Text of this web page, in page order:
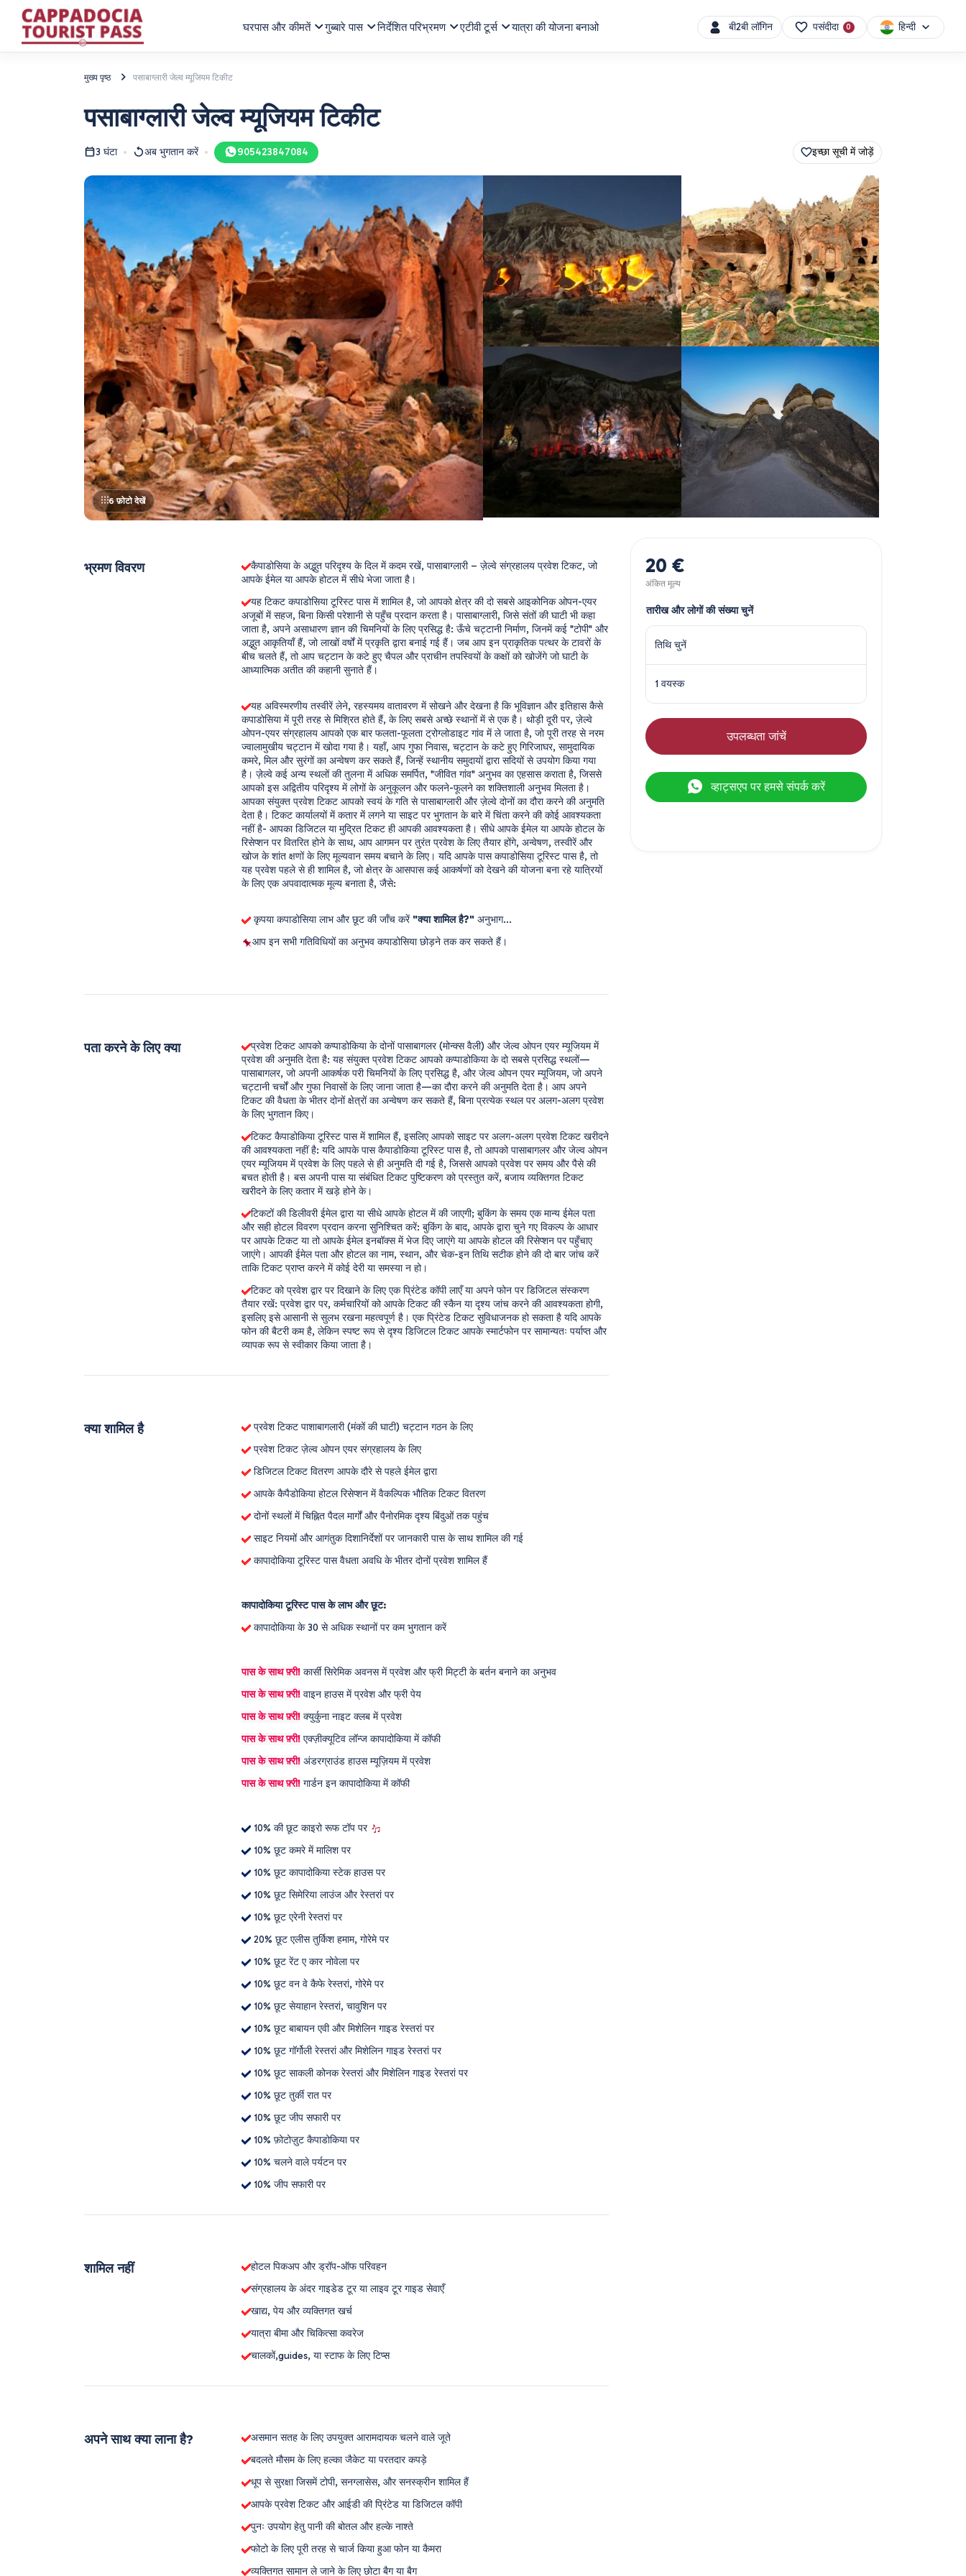
घरपास और कीमतें गुब्बारे पास निर्देशित परिभ्रमण एटीवी टूर्स यात्रा की योजना बनाओ बी2बी लॉगिन पसंदीदा 0 हिन्दी
मुख्य पृष्ठ पसाबाग्लारी जेल्व म्यूजियम टिकीट
पसाबाग्लारी जेल्व म्यूजियम टिकीट
3 घंटा अब भुगतान करें 905423847084 इच्छा सूची में जोड़ें
6 फ़ोटो देखें
भ्रमण विवरण
कैपाडोसिया के अद्भुत परिदृश्य के दिल में कदम रखें, पासाबाग्लारी – ज़ेल्वे संग्रहालय प्रवेश टिकट, जो
आपके ईमेल या आपके होटल में सीधे भेजा जाता है।
यह टिकट कपाडोसिया टूरिस्ट पास में शामिल है, जो आपको क्षेत्र की दो सबसे आइकोनिक ओपन-एयर
अजूबों में सहज, बिना किसी परेशानी से पहुँच प्रदान करता है। पासाबाग्लारी, जिसे संतों की घाटी भी कहा
जाता है, अपने असाधारण ज्ञान की चिमनियों के लिए प्रसिद्ध है: ऊँचे चट्टानी निर्माण, जिनमें कई "टोपी" और
अद्भुत आकृतियाँ हैं, जो लाखों वर्षों में प्रकृति द्वारा बनाई गई हैं। जब आप इन प्राकृतिक पत्थर के टावरों के
बीच चलते हैं, तो आप चट्टान के कटे हुए चैपल और प्राचीन तपस्वियों के कक्षों को खोजेंगे जो घाटी के
आध्यात्मिक अतीत की कहानी सुनाते हैं।
यह अविस्मरणीय तस्वीरें लेने, रहस्यमय वातावरण में सोखने और देखना है कि भूविज्ञान और इतिहास कैसे
कपाडोसिया में पूरी तरह से मिश्रित होते हैं, के लिए सबसे अच्छे स्थानों में से एक है। थोड़ी दूरी पर, ज़ेल्वे
ओपन-एयर संग्रहालय आपको एक बार फलता-फूलता ट्रोग्लोडाइट गांव में ले जाता है, जो पूरी तरह से नरम
ज्वालामुखीय चट्टान में खोदा गया है। यहाँ, आप गुफा निवास, चट्टान के कटे हुए गिरिजाघर, सामुदायिक
कमरे, मिल और सुरंगों का अन्वेषण कर सकते हैं, जिन्हें स्थानीय समुदायों द्वारा सदियों से उपयोग किया गया
है। ज़ेल्वे कई अन्य स्थलों की तुलना में अधिक समर्पित, "जीवित गांव" अनुभव का एहसास कराता है, जिससे
आपको इस अद्वितीय परिदृश्य में लोगों के अनुकूलन और फलने-फूलने का शक्तिशाली अनुभव मिलता है।
आपका संयुक्त प्रवेश टिकट आपको स्वयं के गति से पासाबाग्लारी और ज़ेल्वे दोनों का दौरा करने की अनुमति
देता है। टिकट कार्यालयों में कतार में लगने या साइट पर भुगतान के बारे में चिंता करने की कोई आवश्यकता
नहीं है- आपका डिजिटल या मुद्रित टिकट ही आपकी आवश्यकता है। सीधे आपके ईमेल या आपके होटल के
रिसेप्शन पर वितरित होने के साथ, आप आगमन पर तुरंत प्रवेश के लिए तैयार होंगे, अन्वेषण, तस्वीरें और
खोज के शांत क्षणों के लिए मूल्यवान समय बचाने के लिए। यदि आपके पास कपाडोसिया टूरिस्ट पास है, तो
यह प्रवेश पहले से ही शामिल है, जो क्षेत्र के आसपास कई आकर्षणों को देखने की योजना बना रहे यात्रियों
के लिए एक अपवादात्मक मूल्य बनाता है, जैसे:
कृपया कपाडोसिया लाभ और छूट की जाँच करें "क्या शामिल है?" अनुभाग...
आप इन सभी गतिविधियों का अनुभव कपाडोसिया छोड़ने तक कर सकते हैं।
पता करने के लिए क्या
प्रवेश टिकट आपको कप्पाडोकिया के दोनों पासाबागलर (मोन्क्स वैली) और जेल्व ओपन एयर म्यूजियम में
प्रवेश की अनुमति देता है: यह संयुक्त प्रवेश टिकट आपको कप्पाडोकिया के दो सबसे प्रसिद्ध स्थलों—
पासाबागलर, जो अपनी आकर्षक परी चिमनियों के लिए प्रसिद्ध है, और जेल्व ओपन एयर म्यूजियम, जो अपने
चट्टानी चर्चों और गुफा निवासों के लिए जाना जाता है—का दौरा करने की अनुमति देता है। आप अपने
टिकट की वैधता के भीतर दोनों क्षेत्रों का अन्वेषण कर सकते हैं, बिना प्रत्येक स्थल पर अलग-अलग प्रवेश
के लिए भुगतान किए।
टिकट कैपाडोकिया टूरिस्ट पास में शामिल हैं, इसलिए आपको साइट पर अलग-अलग प्रवेश टिकट खरीदने
की आवश्यकता नहीं है: यदि आपके पास कैपाडोकिया टूरिस्ट पास है, तो आपको पासाबागलर और जेल्व ओपन
एयर म्यूजियम में प्रवेश के लिए पहले से ही अनुमति दी गई है, जिससे आपको प्रवेश पर समय और पैसे की
बचत होती है। बस अपनी पास या संबंधित टिकट पुष्टिकरण को प्रस्तुत करें, बजाय व्यक्तिगत टिकट
खरीदने के लिए कतार में खड़े होने के।
टिकटों की डिलीवरी ईमेल द्वारा या सीधे आपके होटल में की जाएगी; बुकिंग के समय एक मान्य ईमेल पता
और सही होटल विवरण प्रदान करना सुनिश्चित करें: बुकिंग के बाद, आपके द्वारा चुने गए विकल्प के आधार
पर आपके टिकट या तो आपके ईमेल इनबॉक्स में भेज दिए जाएंगे या आपके होटल की रिसेप्शन पर पहुँचाए
जाएंगे। आपकी ईमेल पता और होटल का नाम, स्थान, और चेक-इन तिथि सटीक होने की दो बार जांच करें
ताकि टिकट प्राप्त करने में कोई देरी या समस्या न हो।
टिकट को प्रवेश द्वार पर दिखाने के लिए एक प्रिंटेड कॉपी लाएँ या अपने फोन पर डिजिटल संस्करण
तैयार रखें: प्रवेश द्वार पर, कर्मचारियों को आपके टिकट की स्कैन या दृश्य जांच करने की आवश्यकता होगी,
इसलिए इसे आसानी से सुलभ रखना महत्वपूर्ण है। एक प्रिंटेड टिकट सुविधाजनक हो सकता है यदि आपके
फोन की बैटरी कम है, लेकिन स्पष्ट रूप से दृश्य डिजिटल टिकट आपके स्मार्टफोन पर सामान्यतः पर्याप्त और
व्यापक रूप से स्वीकार किया जाता है।
क्या शामिल है
प्रवेश टिकट पाशाबागलारी (मंकों की घाटी) चट्टान गठन के लिए
प्रवेश टिकट ज़ेल्व ओपन एयर संग्रहालय के लिए
डिजिटल टिकट वितरण आपके दौरे से पहले ईमेल द्वारा
आपके कैपैडोकिया होटल रिसेप्शन में वैकल्पिक भौतिक टिकट वितरण
दोनों स्थलों में चिह्नित पैदल मार्गों और पैनोरमिक दृश्य बिंदुओं तक पहुंच
साइट नियमों और आगंतुक दिशानिर्देशों पर जानकारी पास के साथ शामिल की गई
कापादोकिया टूरिस्ट पास वैधता अवधि के भीतर दोनों प्रवेश शामिल हैं
कापादोकिया टूरिस्ट पास के लाभ और छूट:
कापादोकिया के 30 से अधिक स्थानों पर कम भुगतान करें
पास के साथ फ़्री! कार्सी सिरेमिक अवनस में प्रवेश और फ्री मिट्टी के बर्तन बनाने का अनुभव
पास के साथ फ़्री! वाइन हाउस में प्रवेश और फ्री पेय
पास के साथ फ़्री! क्युर्कुना नाइट क्लब में प्रवेश
पास के साथ फ़्री! एक्ज़ीक्यूटिव लॉन्ज कापादोकिया में कॉफी
पास के साथ फ़्री! अंडरग्राउंड हाउस म्यूज़ियम में प्रवेश
पास के साथ फ़्री! गार्डन इन कापादोकिया में कॉफी
10% की छूट काइरो रूफ टॉप पर
10% छूट कमरे में मालिश पर
10% छूट कापादोकिया स्टेक हाउस पर
10% छूट सिमेरिया लाउंज और रेस्तरां पर
10% छूट एरेनी रेस्तरां पर
20% छूट एलीस तुर्किश हमाम, गोरेमे पर
10% छूट रेंट ए कार नोवेला पर
10% छूट वन वे कैफे रेस्तरां, गोरेमे पर
10% छूट सेयाहान रेस्तरां, चावुशिन पर
10% छूट बाबायन एवी और मिशेलिन गाइड रेस्तरां पर
10% छूट गॉर्गोली रेस्तरां और मिशेलिन गाइड रेस्तरां पर
10% छूट साकली कोनक रेस्तरां और मिशेलिन गाइड रेस्तरां पर
10% छूट तुर्की रात पर
10% छूट जीप सफारी पर
10% फ़ोटोज़ुट कैपाडोकिया पर
10% चलने वाले पर्यटन पर
10% जीप सफारी पर
शामिल नहीं
होटल पिकअप और ड्रॉप-ऑफ परिवहन
संग्रहालय के अंदर गाइडेड टूर या लाइव टूर गाइड सेवाएँ
खाद्य, पेय और व्यक्तिगत खर्च
यात्रा बीमा और चिकित्सा कवरेज
चालकों,guides, या स्टाफ के लिए टिप्स
अपने साथ क्या लाना है?
असमान सतह के लिए उपयुक्त आरामदायक चलने वाले जूते
बदलते मौसम के लिए हल्का जैकेट या परतदार कपड़े
धूप से सुरक्षा जिसमें टोपी, सनग्लासेस, और सनस्क्रीन शामिल हैं
आपके प्रवेश टिकट और आईडी की प्रिंटेड या डिजिटल कॉपी
पुनः उपयोग हेतु पानी की बोतल और हल्के नाश्ते
फोटो के लिए पूरी तरह से चार्ज किया हुआ फोन या कैमरा
व्यक्तिगत सामान ले जाने के लिए छोटा बैग या बैग
20 €
अंकित मूल्य
तारीख और लोगों की संख्या चुनें
तिथि चुनें
1 वयस्क
उपलब्धता जांचें
व्हाट्सएप पर हमसे संपर्क करें